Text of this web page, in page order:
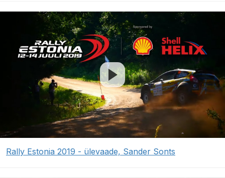
Rally Estonia 2019 - ülevaade, Sander Sonts